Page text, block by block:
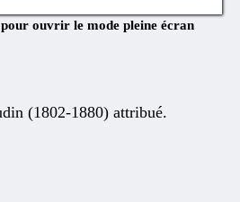
ouvrir le mode pleine écran
(1802-1880) attribué.